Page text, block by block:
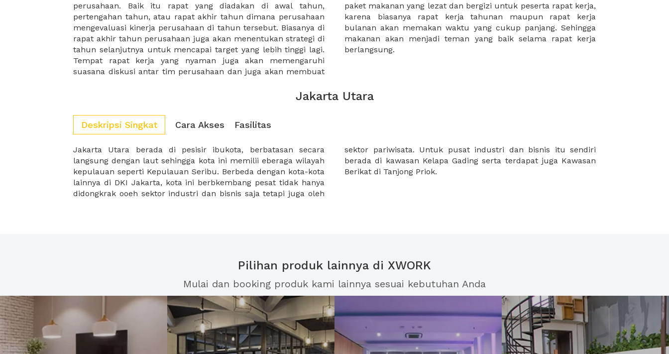
perusahaan. Baik itu rapat yang diadakan di awal tahun,
pertengahan tahun, atau rapat akhir tahun dimana perusahaan
mengevaluasi kinerja perusahaan di tahun tersebut. Biasanya di
rapat akhir tahun perusahaan juga akan menentukan strategi di
tahun selanjutnya untuk mencapai target yang lebih tinggi lagi.
Tempat rapat kerja yang nyaman juga akan memengaruhi
suasana diskusi antar tim perusahaan dan juga akan membuat
paket makanan yang lezat dan bergizi untuk peserta rapat kerja,
karena biasanya rapat kerja tahunan maupun rapat kerja
bulanan akan memakan waktu yang cukup panjang. Sehingga
makanan akan menjadi teman yang baik selama rapat kerja
berlangsung.
Jakarta Utara
Deskripsi Singkat Cara Akses Fasilitas
Jakarta Utara berada di pesisir ibukota, berbatasan secara
langsung dengan laut sehingga kota ini memilii eberaga wilayah
kepulauan seperti Kepulauan Seribu. Berbeda dengan kota-kota
lainnya di DKI Jakarta, kota ini berbkembang pesat tidak hanya
didongkrak ooeh sektor industri dan bisnis saja tetapi juga oleh
sektor pariwisata. Untuk pusat industri dan bisnis itu sendiri
berada di kawasan Kelapa Gading serta terdapat juga Kawasan
Berikat di Tanjong Priok.
Pilihan produk lainnya di XWORK
Mulai dan booking produk kami lainnya sesuai kebutuhan Anda